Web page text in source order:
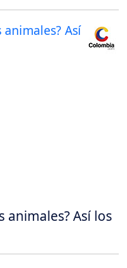
animales? Así los